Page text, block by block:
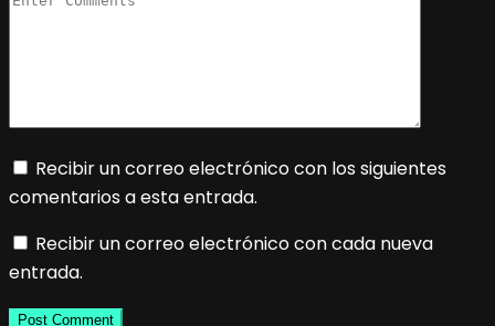
Recibir un correo electrónico con los siguientes
comentarios a esta entrada.
Recibir un correo electrónico con cada nueva
entrada.